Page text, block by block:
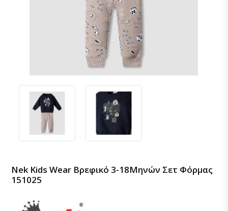
Nek Kids Wear Βρεφικό 3-18Μηνών Σετ Φόρμας
151025